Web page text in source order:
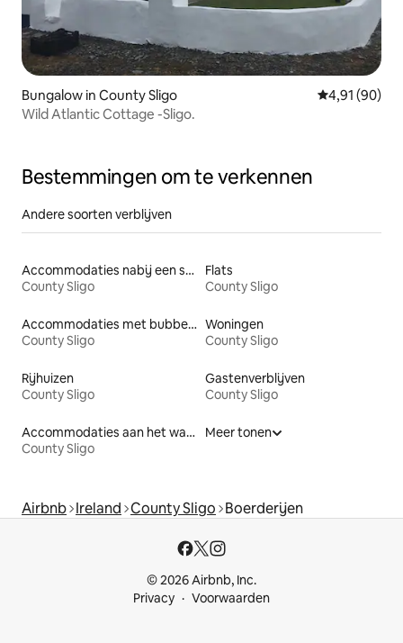
Bungalow in County Sligo Gemiddelde
4,91 (90)
Wild Atlantic Cottage -Sligo.
Bestemmingen om te verkennen
Andere soorten verblijven
Accommodaties nabij een strand
County Sligo
Flats
County Sligo
Accommodaties met bubbelbad
County Sligo
Woningen
County Sligo
Rijhuizen
County Sligo
Gastenverblijven
County Sligo
Accommodaties aan het water
County Sligo
Meer tonen
Airbnb Ireland County Sligo Boerderijen
© 2026 Airbnb, Inc.
Privacy
Voorwaarden